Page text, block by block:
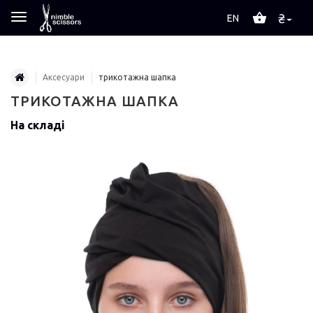
₴
EN
Аксесуари трикотажна шапка
ТРИКОТАЖНА ШАПКА
На складі